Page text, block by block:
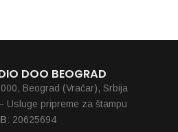
DOO BEOGRAD
Beograd (Vračar), Srbija
Usluge pripreme za štampu
: 20625694